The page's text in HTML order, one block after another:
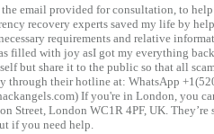
email provided for consultation, to
recovery experts saved my life by
requirements and relative
filled with joy asI got my everything
but share it to the public so that all
through their hotline at: WhatsApp
If you're in London, you
Street, London WC1R 4PF, UK.
if you need help.